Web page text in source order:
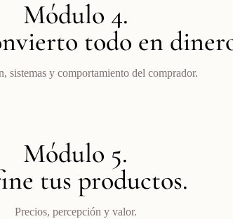
Módulo 4.
todo en
sistemas y comportamiento del comprador.
Módulo 5.
tus productos.
Precios, percepción y valor.